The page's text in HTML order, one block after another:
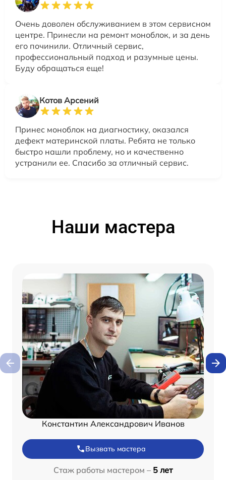
Очень доволен обслуживанием в этом сервисном
центре. Принесли на ремонт моноблок, и за день
его починили. Отличный сервис,
профессиональный подход и разумные цены.
Буду обращаться еще!
Котов Арсений
Принес моноблок на диагностику, оказался
дефект материнской платы. Ребята не только
быстро нашли проблему, но и качественно
устранили ее. Спасибо за отличный сервис.
Наши мастера
Константин Александрович Иванов
Вызвать мастера
Стаж работы мастером – 5 лет